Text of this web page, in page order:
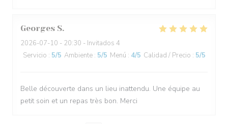
Georges S
2026-07-10 - 20:30 - Invitados 4
Servicio : 5/5 Ambiente : 5/5 Menú : 4/5 Calidad / Precio : 5/5
Belle découverte dans un lieu inattendu. Une équipe au
petit soin et un repas très bon. Merci